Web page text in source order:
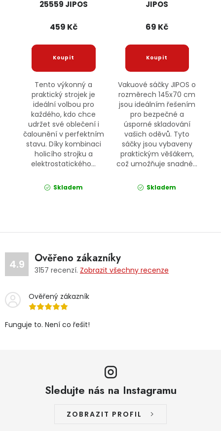
25559 JIPOS
459 Kč
Tento výkonný a
praktický strojek je
ideální volbou pro
každého, kdo chce
udržet své oblečení i
čalounění v perfektním
stavu. Díky kombinaci
holicího strojku a
elektrostatického...
Skladem
JIPOS
69 Kč
Vakuové sáčky JIPOS o
rozměrech 145x70 cm
jsou ideálním řešením
pro bezpečné a
úsporné skladování
vašich oděvů. Tyto
sáčky jsou vybaveny
praktickým věšákem,
což umožňuje snadné...
Skladem
4.9 Ověřeno zákazníky
3157 recenzí. Zobrazit všechny recenze
Ověřený zákazník
Funguje to. Není co řešit!
Sledujte nás na Instagramu
ZOBRAZIT PROFIL